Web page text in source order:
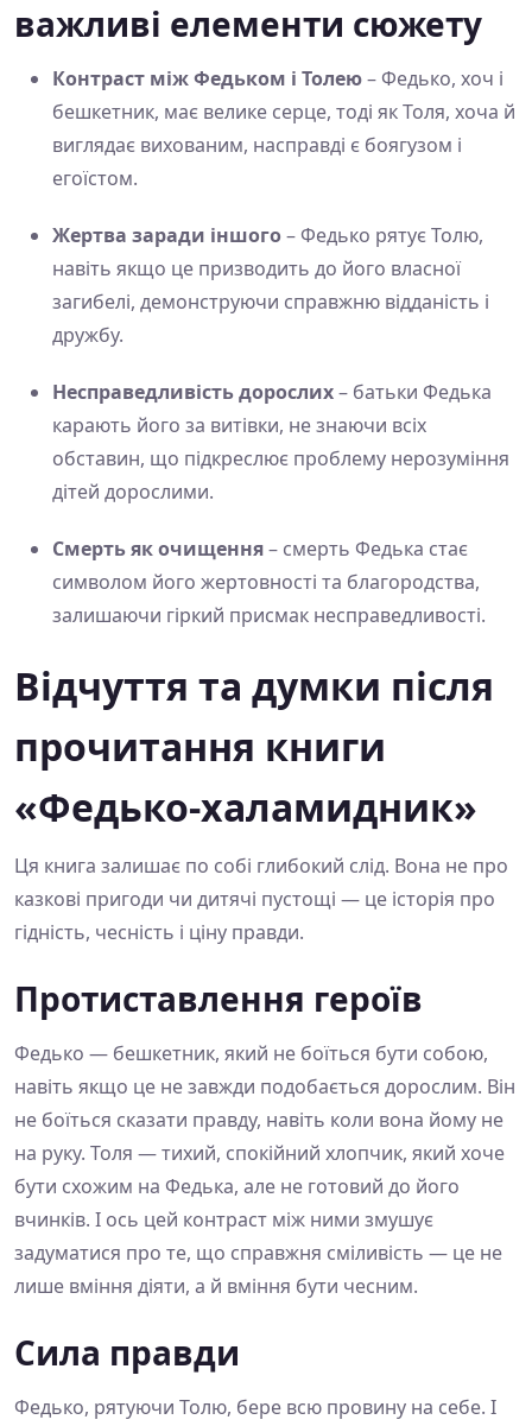
важливі елементи сюжету
Контраст між Федьком і Толею– Федько, хоч і
бешкетник, має велике серце, тоді як Толя, хоча й
виглядає вихованим, насправді є боягузом і
егоїстом.
Жертва заради іншого– Федько рятує Толю,
навіть якщо це призводить до його власної
загибелі, демонструючи справжню відданість і
дружбу.
Несправедливість дорослих– батьки Федька
карають його за витівки, не знаючи всіх
обставин, що підкреслює проблему нерозуміння
дітей дорослими.
Смерть як очищення– смерть Федька стає
символом його жертовності та благородства,
залишаючи гіркий присмак несправедливості.
Відчуття та думки після
прочитання книги
«Федько-халамидник»
Ця книга залишає по собі глибокий слід. Вона не про
казкові пригоди чи дитячі пустощі — це історія про
гідність, чесність і ціну правди.
Протиставлення героїв
Федько — бешкетник, який не боїться бути собою,
навіть якщо це не завжди подобається дорослим. Він
не боїться сказати правду, навіть коли вона йому не
на руку. Толя — тихий, спокійний хлопчик, який хоче
бути схожим на Федька, але не готовий до його
вчинків. І ось цей контраст між ними змушує
задуматися про те, що справжня сміливість — це не
лише вміння діяти, а й вміння бути чесним.
Сила правди
Федько, рятуючи Толю, бере всю провину на себе. І